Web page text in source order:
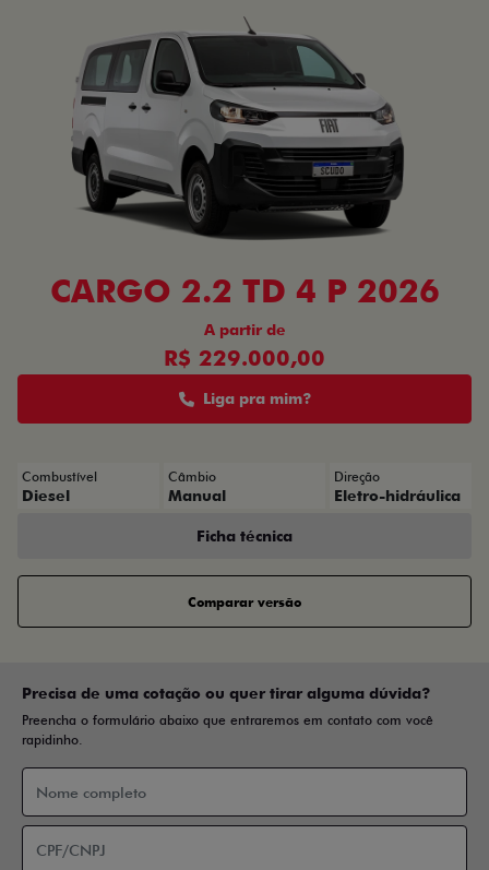
CARGO 2.2 TD 4 P 2026
A partir de
R$ 229.000,00
Liga pra mim?
Combustível
Diesel
Câmbio
Manual
Direção
Eletro-hidráulica
Ficha técnica
Comparar versão
Precisa de uma cotação ou quer tirar alguma dúvida?
Preencha o formulário abaixo que entraremos em contato com você
rapidinho.